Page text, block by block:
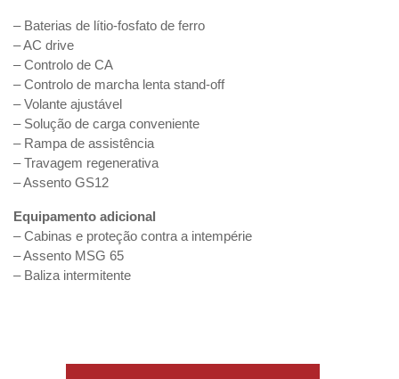
– Baterias de lítio-fosfato de ferro
– AC drive
– Controlo de CA
– Controlo de marcha lenta stand-off
– Volante ajustável
– Solução de carga conveniente
– Rampa de assistência
– Travagem regenerativa
– Assento GS12
Equipamento adicional
– Cabinas e proteção contra a intempérie
– Assento MSG 65
– Baliza intermitente